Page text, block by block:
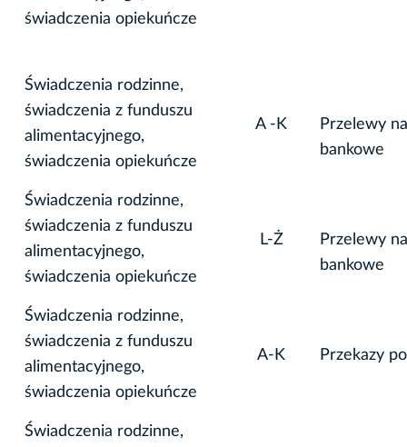
świadczenia opiekuńcze
Świadczenia rodzinne,
świadczenia z funduszu
alimentacyjnego,
świadczenia opiekuńcze
A -K
Przelewy
bankowe
Świadczenia rodzinne,
świadczenia z funduszu
alimentacyjnego,
świadczenia opiekuńcze
L-Ż
Przelewy
bankowe
Świadczenia rodzinne,
świadczenia z funduszu
alimentacyjnego,
świadczenia opiekuńcze
A-K Przekazy
Świadczenia rodzinne,